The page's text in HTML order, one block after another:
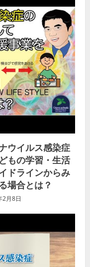
ウイルス感染症
もの学習・生活
ドラインからみ
場合とは？
2月8日